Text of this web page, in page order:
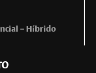
– Híbrido